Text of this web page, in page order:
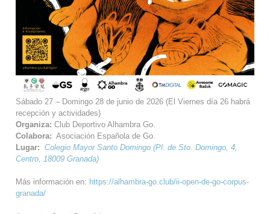
Sábado 27 – Domingo 28 de junio de 2026 (El Viernes día 26 habrá
recepción y actividades)
Organiza: Club Deportivo Alhambra Go.
Colabora: Asociación Española de Go.
Lugar: Colegio Mayor Santo Domingo (Pl. de Sto. Domingo, 4,
Centro, 18009 Granada)
Más información en: https://alhambra-go.club/ii-open-de-go-corpus-
granada/